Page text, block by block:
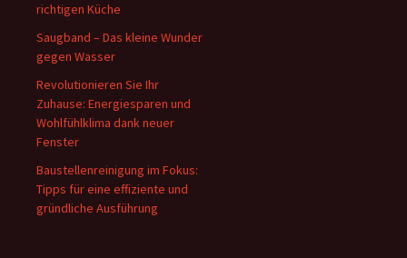
richtigen Küche
Saugband – Das kleine Wunder
gegen Wasser
Revolutionieren Sie Ihr
Zuhause: Energiesparen und
Wohlfühlklima dank neuer
Fenster
Baustellenreinigung im Fokus:
Tipps für eine effiziente und
gründliche Ausführung